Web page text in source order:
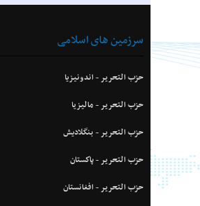
سرزمین های اسلامی
حزب التحرير - اندونیزیا
حزب التحرير - ماليزيا
حزب التحرير - بنگلادیش
حزب التحرير - پاكستان
حزب التحرير - افغانستان